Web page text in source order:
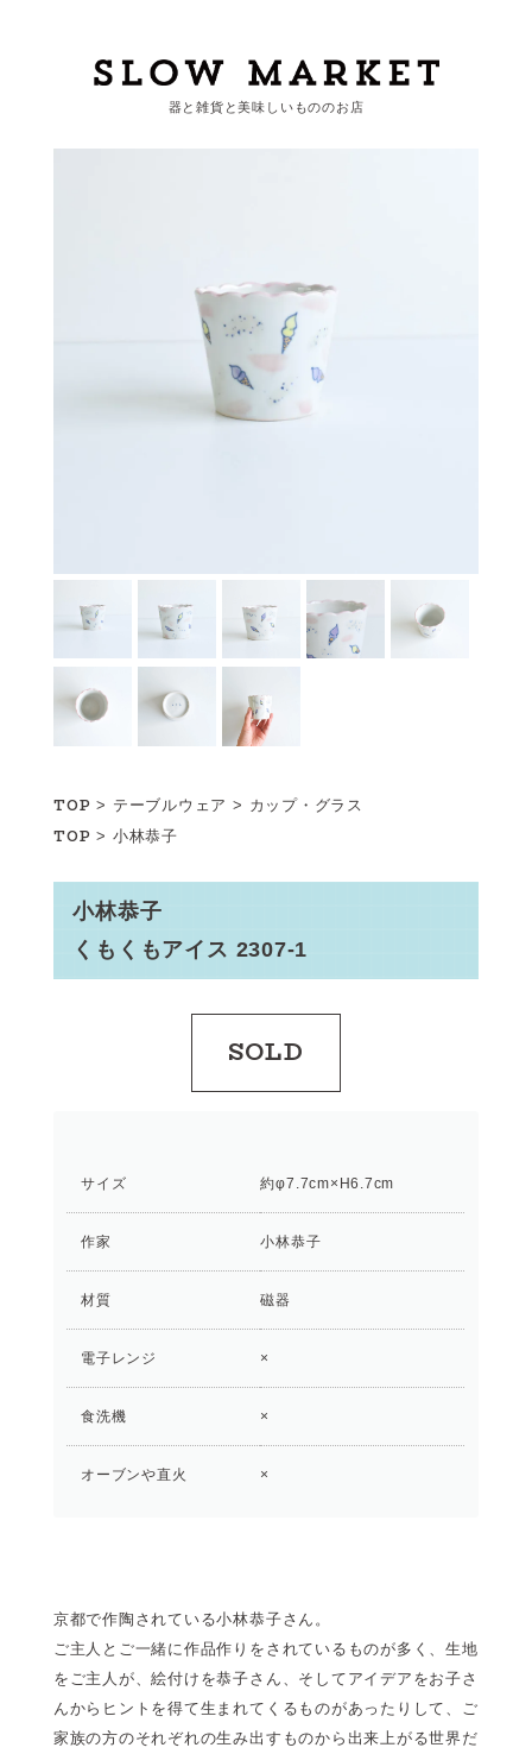
カートを見る
配送について
器と雑貨と美味しいもののお店
TOP > テーブルウェア > カップ・グラス
TOP > 小林恭子
小林恭子
くもくもアイス 2307-1
SOLD
サイズ 約φ7.7cm×H6.7cm
作家 小林恭子
材質 磁器
電子レンジ ×
食洗機 ×
オーブンや直火 ×
京都で作陶されている小林恭子さん。
ご主人とご一緒に作品作りをされているものが多く、生地
をご主人が、絵付けを恭子さん、そしてアイデアをお子さ
んからヒントを得て生まれてくるものがあったりして、ご
家族の方のそれぞれの生み出すものから出来上がる世界だ